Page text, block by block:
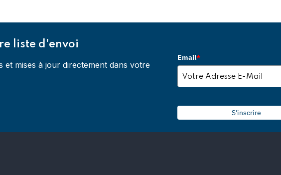
liste d'envoi
mises à jour directement dans votre
Email*
S'inscrire